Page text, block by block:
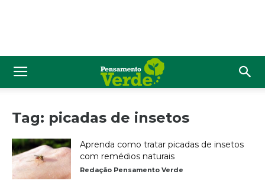
Tag: picadas de insetos
Aprenda como tratar picadas de insetos
com remédios naturais
Redação Pensamento Verde